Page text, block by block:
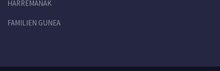
HARREMANAK
FAMILIEN GUNEA